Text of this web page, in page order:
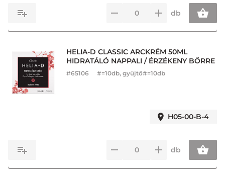
db
HELIA-D CLASSIC ARCKRÉM 50ML
HIDRATÁLÓ NAPPALI / ÉRZÉKENY BŐRRE
#65106 #=10db, gyűjtő#=10db
H05-00-B-4
db